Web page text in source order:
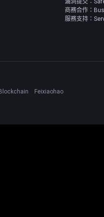
商務合作：
服務支持：
Feixiaohao